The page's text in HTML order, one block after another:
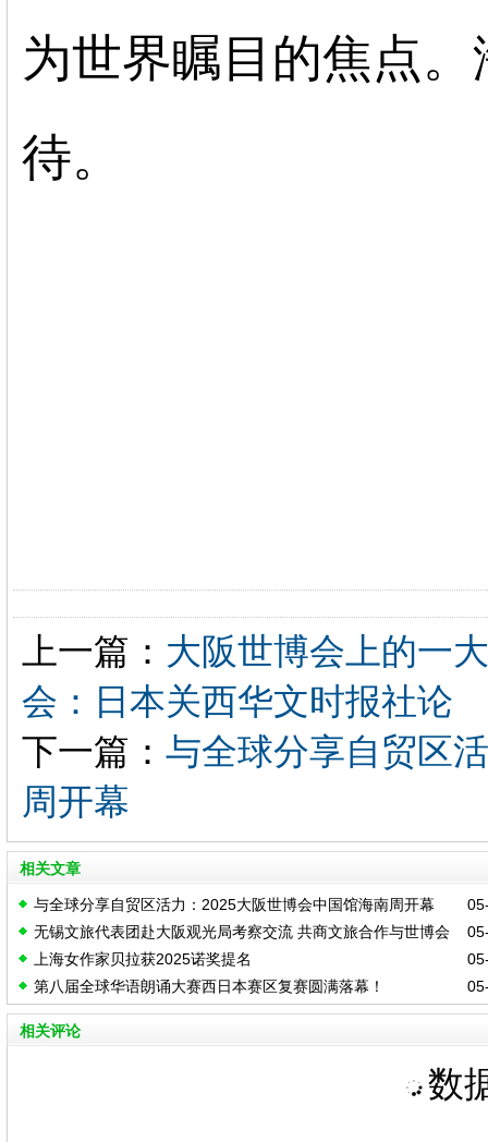
为世界瞩目的焦点
待。
上一篇： 大阪世博会上的一
会：日本关西华文时报社论
下一篇： 与全球分享自贸区
周开幕
相关文章
与全球分享自贸区活力：2025大阪世博会中国馆海南周开幕
无锡文旅代表团赴大阪观光局考察交流 共商文旅合作与世博会
机遇
上海女作家贝拉获2025诺奖提名
第八届全球华语朗诵大赛西日本赛区复赛圆满落幕！
相关评论
数